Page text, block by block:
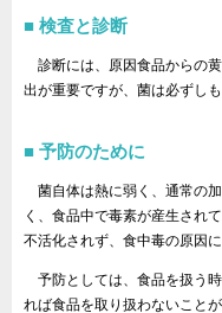
検査と診断
診断には、原因食品からの
出が重要ですが、菌は必ずし
予防のために
菌自体は熱に弱く、通常の
く、食品中で毒素が産生され
不活化されず、食中毒の原因に
予防としては、食品を扱う
れば食品を取り扱わないこと